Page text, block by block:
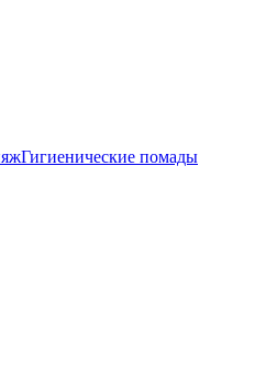
Гигиенические помады